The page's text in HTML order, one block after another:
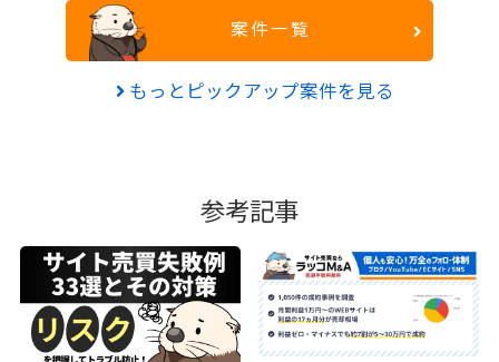
案件一覧
もっとピックアップ案件を見る
参考記事